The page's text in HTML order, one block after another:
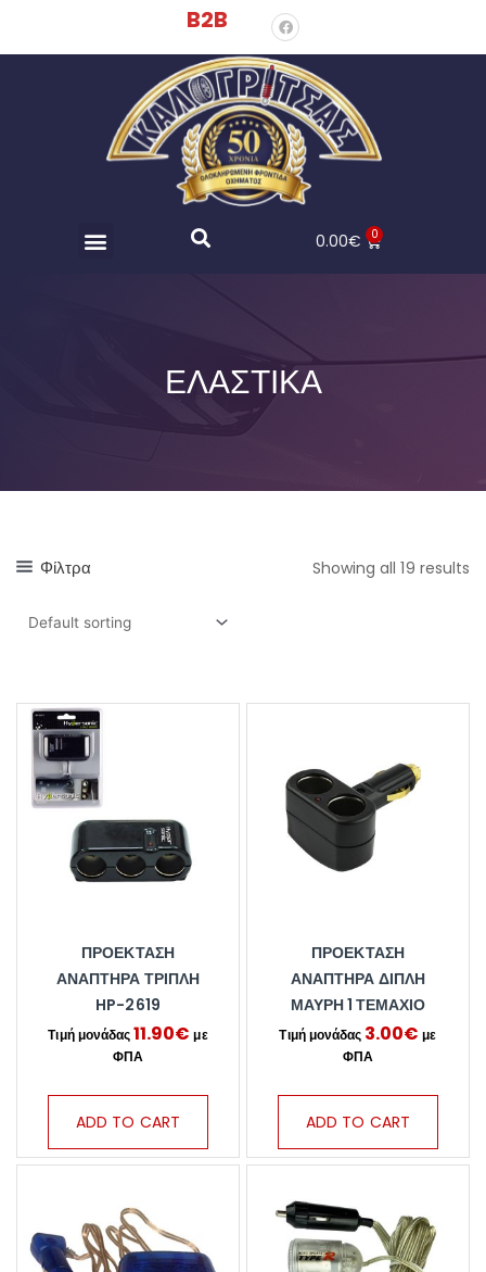
B2B
0.00€ 0
ΕΛΑΣΤΙΚΑ
Φίλτρα Showing all 19 results
ΠΡΟΕΚΤΑΣΗ
ΑΝΑΠΤΗΡΑ ΤΡΙΠΛΗ
HP-2619
11.90€
ADD TO CART
ΠΡΟΈΚΤΑΣΗ
ΑΝΑΠΤΉΡΑ ΔΙΠΛΉ
ΜΑΎΡΗ 1 ΤΕΜΆΧΙΟ
3.00€
ADD TO CART